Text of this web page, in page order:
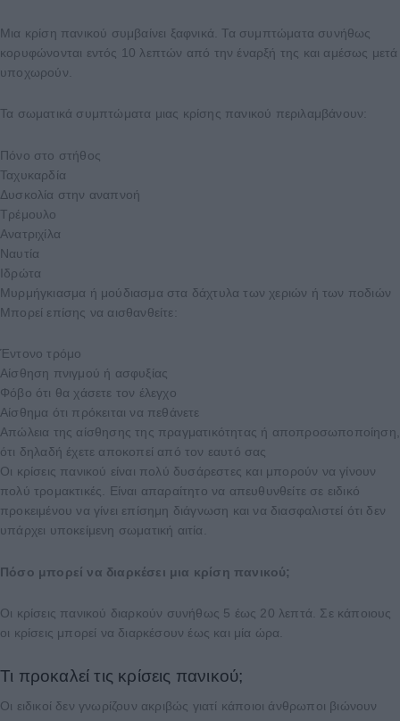
Μια κρίση πανικού συμβαίνει ξαφνικά. Τα συμπτώματα συνήθως
κορυφώνονται εντός 10 λεπτών από την έναρξή της και αμέσως μετά
υποχωρούν.
Τα σωματικά συμπτώματα μιας κρίσης πανικού περιλαμβάνουν:
Πόνο στο στήθος
Ταχυκαρδία
Δυσκολία στην αναπνοή
Τρέμουλο
Ανατριχίλα
Ναυτία
Ιδρώτα
Μυρμήγκιασμα ή μούδιασμα στα δάχτυλα των χεριών ή των ποδιών
Μπορεί επίσης να αισθανθείτε:
Έντονο τρόμο
Αίσθηση πνιγμού ή ασφυξίας
Φόβο ότι θα χάσετε τον έλεγχο
Αίσθημα ότι πρόκειται να πεθάνετε
Απώλεια της αίσθησης της πραγματικότητας ή αποπροσωποποίηση,
ότι δηλαδή έχετε αποκοπεί από τον εαυτό σας
Οι κρίσεις πανικού είναι πολύ δυσάρεστες και μπορούν να γίνουν
πολύ τρομακτικές. Είναι απαραίτητο να απευθυνθείτε σε ειδικό
προκειμένου να γίνει επίσημη διάγνωση και να διασφαλιστεί ότι δεν
υπάρχει υποκείμενη σωματική αιτία.
Πόσο μπορεί να διαρκέσει μια κρίση πανικού;
Οι κρίσεις πανικού διαρκούν συνήθως 5 έως 20 λεπτά. Σε κάποιους
οι κρίσεις μπορεί να διαρκέσουν έως και μία ώρα.
Τι προκαλεί τις κρίσεις πανικού;
Οι ειδικοί δεν γνωρίζουν ακριβώς γιατί κάποιοι άνθρωποι βιώνουν